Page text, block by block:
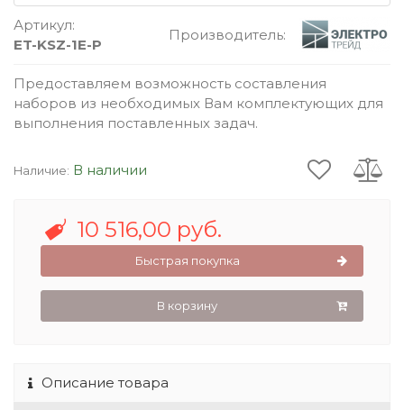
Артикул:
ET-KSZ-1E-P
Производитель:
Предоставляем возможность составления
наборов из необходимых Вам комплектующих для
выполнения поставленных задач.
Наличие: В наличии
10 516,00 руб.
Быстрая покупка
В корзину
Описание товара